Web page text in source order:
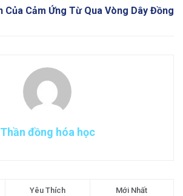
Cảm Ứng Từ Qua Vòng Dây Đồng
Thần đồng hóa học
Yêu Thích Mới Nhất